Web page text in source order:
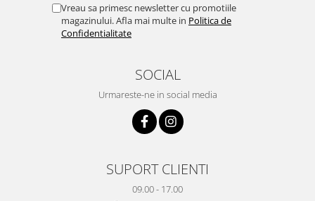
Vreau sa primesc newsletter cu promotiile
magazinului. Afla mai multe in Politica de
Confidentialitate
SOCIAL
Urmareste-ne in social media
SUPORT CLIENTI
09.00 - 17.00